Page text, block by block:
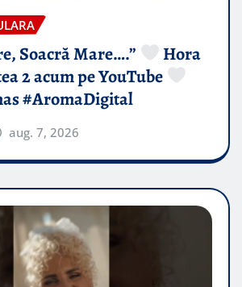
Soacră Mare….”
Hora
2 acum pe YouTube
#AromaDigital
aug. 7, 2026